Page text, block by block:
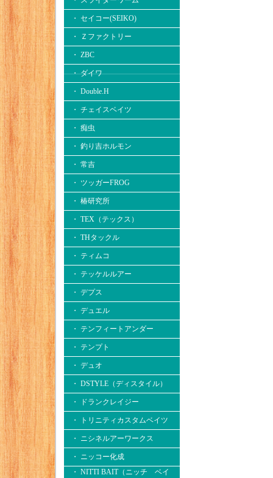
・ セイコー(SEIKO)
・ Ｚファクトリー
・ ZBC
・ ダイワ
・ Double.H
・ チェイスベイツ
・ 痴虫
・ 釣り吉ホルモン
・ 常吉
・ ツッガーFROG
・ 椿研究所
・ TEX（テックス）
・ THタックル
・ ティムコ
・ テッケルルアー
・ デプス
・ デュエル
・ テンフィートアンダー
・ テンプト
・ デュオ
・ DSTYLE（ディスタイル）
・ ドランクレイジー
・ トリニティカスタムベイツ
・ ニシネルアーワークス
・ ニッコー化成
・ NITTI BAIT（ニッチ ベイ